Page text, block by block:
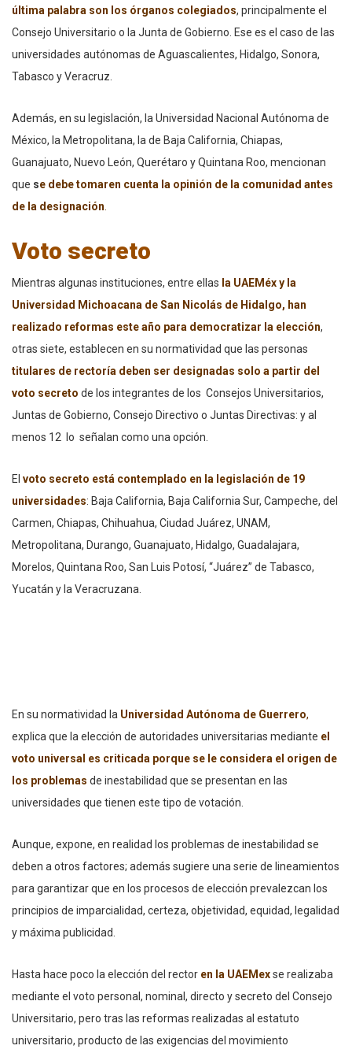
última palabra son los órganos colegiados, principalmente el
Consejo Universitario o la Junta de Gobierno. Ese es el caso de las
universidades autónomas de Aguascalientes, Hidalgo, Sonora,
Tabasco y Veracruz.
Además, en su legislación, la Universidad Nacional Autónoma de
México, la Metropolitana, la de Baja California, Chiapas,
Guanajuato, Nuevo León, Querétaro y Quintana Roo, mencionan
que se debe tomaren cuenta la opinión de la comunidad antes
de la designación
Voto secreto
Mientras algunas instituciones, entre ellas la UAEMéx y la
Universidad Michoacana de San Nicolás de Hidalgo, han
realizado reformas este año para democratizar la elección,
otras siete, establecen en su normatividad que las personas
titulares de rectoría deben ser designadas solo a partir del
voto secreto de los integrantes de los Consejos Universitarios,
Juntas de Gobierno, Consejo Directivo o Juntas Directivas: y al
menos 12 lo señalan como una opción.
El voto secreto está contemplado en la legislación de 19
universidades: Baja California, Baja California Sur, Campeche, del
Carmen, Chiapas, Chihuahua, Ciudad Juárez, UNAM,
Metropolitana, Durango, Guanajuato, Hidalgo, Guadalajara,
Morelos, Quintana Roo, San Luis Potosí, “Juárez” de Tabasco,
Yucatán y la Veracruzana.
En su normatividad la Universidad Autónoma de Guerrero,
explica que la elección de autoridades universitarias mediante el
voto universal es criticada porque se le considera el origen de
los problemas de inestabilidad que se presentan en las
universidades que tienen este tipo de votación.
Aunque, expone, en realidad los problemas de inestabilidad se
deben a otros factores; además sugiere una serie de lineamientos
para garantizar que en los procesos de elección prevalezcan los
principios de imparcialidad, certeza, objetividad, equidad, legalidad
y máxima publicidad.
Hasta hace poco la elección del rector en la UAEMexse realizaba
mediante el voto personal, nominal, directo y secreto del Consejo
Universitario, pero tras las reformas realizadas al estatuto
universitario, producto de las exigencias del movimiento